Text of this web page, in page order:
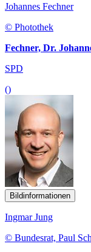
Johannes Fechner
© Photothek
Fechner, Dr.
SPD
()
Bildinformationen
Ingmar Jung
© Bundesrat, Paul